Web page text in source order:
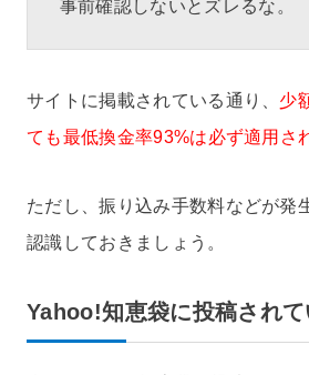
事前確認しないとズレるな。
サイトに掲載されている通り、 少
ても最低換金率93%は必ず適用さ
ただし、振り込み手数料などが発
認識しておきましょう。
Yahoo!知恵袋に投稿されて